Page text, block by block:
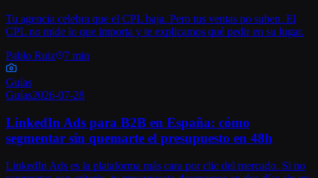
Tu agencia celebra que el CPL baja. Pero tus ventas no suben. El
CPL no mide lo que importa y te explicamos qué pedir en su lugar.
Pablo Ruiz
7 min
Guías
Guías2026-07-28
LinkedIn Ads para B2B en España: cómo
segmentar sin quemarte el presupuesto en 48h
LinkedIn Ads es la plataforma más cara por clic del mercado. Si no